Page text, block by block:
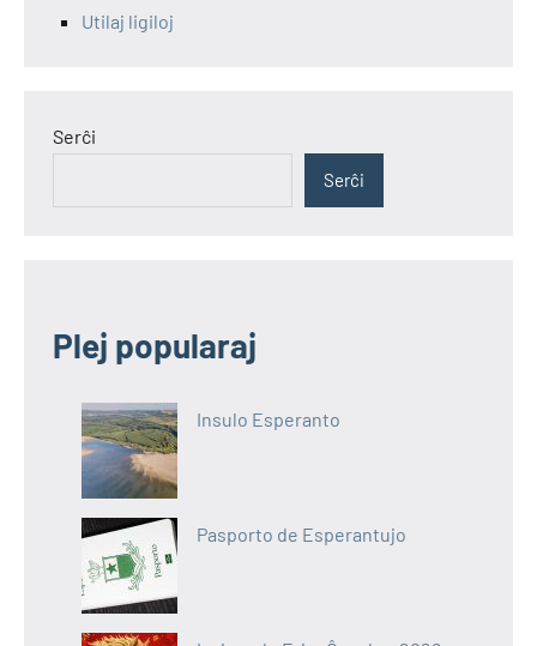
Utilaj ligiloj
Serĉi
Serĉi
Plej popularaj
Insulo Esperanto
Pasporto de Esperantujo